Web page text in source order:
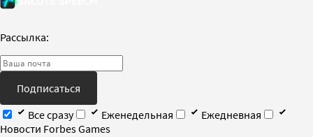
Рассылка:
Подписаться
Все сразу
Еженедельная
Ежедневная
Новости Forbes Games